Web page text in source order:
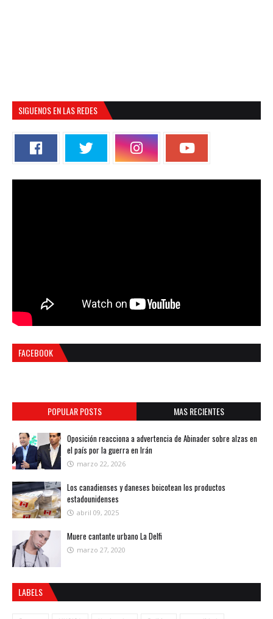
SIGUENOS EN LAS REDES
FACEBOOK
POPULAR POSTS MAS RECIENTES
Oposición reacciona a advertencia de Abinader sobre alzas en
el país por la guerra en Irán
marzo 22, 2026
Los canadienses y daneses boicotean los productos
estadounidenses
abril 09, 2025
Muere cantante urbano La Delfi
marzo 27, 2020
LABELS